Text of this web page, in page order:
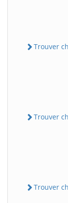
Trouver
Trouver
Trouver